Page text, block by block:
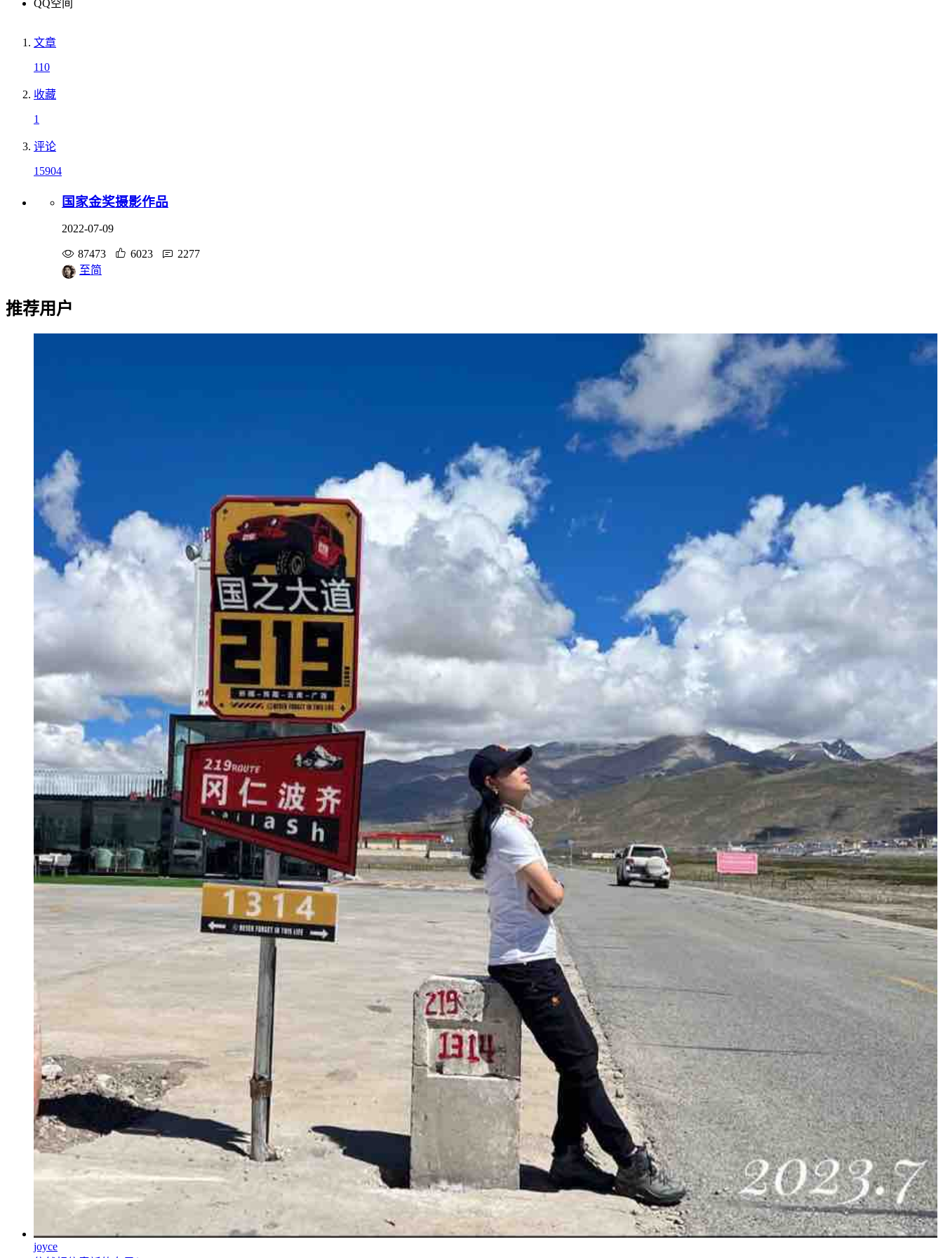
QQ空间
文章
110
收藏
1
评论
15904
国家金奖摄影作品
2022-07-09
87473 6023
2277
至简
推荐用户
joyce